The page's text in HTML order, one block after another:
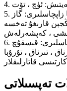
5. تۇرۇبا پېچەتلەشكە ئىشلىتىلىدىغان تۇرۇبا زاپچاسلىرى: گاز
قارىغۇ تەخسە
6. تۇرۇبا ئوڭشاشقا ئىشلىتىلىدىغان تۇرۇبا زاپچاسلىرى: قىسقۇچ
، تىرناق ، تۇرۇبا
تەپسىلاتى